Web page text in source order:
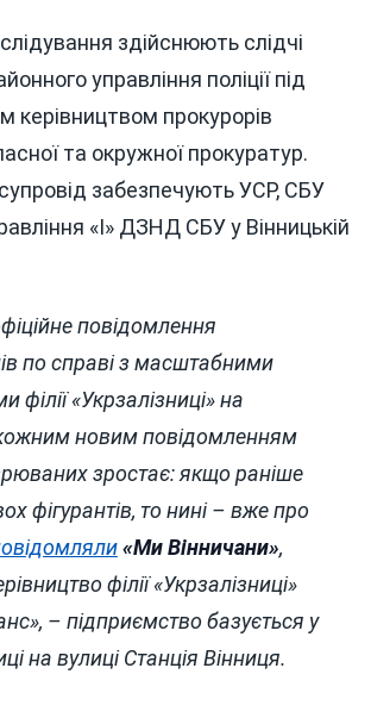
здійснюють слідчі
управління поліції під
керівництвом прокурорів
та окружної прокуратур.
забезпечують УСР, СБУ
«І» ДЗНД СБУ у Вінницькій
повідомлення
по справі з масштабними
«Укрзалізниці» на
новим повідомленням
зростає: якщо раніше
фігурантів, то нині – вже про
«Ми Вінничани»,
філії «Укрзалізниці»
– підприємство базується у
на вулиці Станція Вінниця.